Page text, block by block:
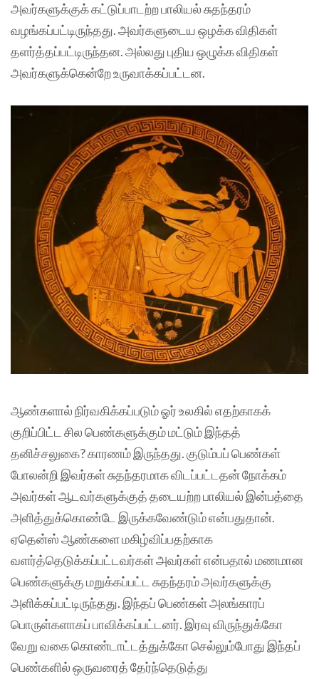
அவர்களுக்குக் கட்டுப்பாடற்ற பாலியல் சுதந்தரம்
வழங்கப்பட்டிருந்தது. அவர்களுடைய ஒழக்க விதிகள்
தளர்த்தப்பட்டிருந்தன. அல்லது புதிய ஒழுக்க விதிகள்
அவர்களுக்கென்றே உருவாக்கப்பட்டன.
ஆண்களால் நிர்வகிக்கப்படும் ஓர் உலகில் எதற்காகக்
குறிப்பிட்ட சில பெண்களுக்கும் மட்டும் இந்தத்
தனிச்சலுகை? காரணம் இருந்தது. குடும்பப் பெண்கள்
போலன்றி இவர்கள் சுதந்தரமாக விடப்பட்டதன் நோக்கம்
அவர்கள் ஆடவர்களுக்குத் தடையற்ற பாலியல் இன்பத்தை
அளித்துக்கொண்டே இருக்கவேண்டும் என்பதுதான்.
ஏதென்ஸ் ஆண்களை மகிழ்விப்பதற்காக
வளர்த்தெடுக்கப்பட்டவர்கள் அவர்கள் என்பதால் மணமான
பெண்களுக்கு மறுக்கப்பட்ட சுதந்தரம் அவர்களுக்கு
அளிக்கப்பட்டிருந்தது. இந்தப் பெண்கள் அலங்காரப்
பொருள்களாகப் பாவிக்கப்பட்டனர். இரவு விருந்துக்கோ
வேறு வகை கொண்டாட்டத்துக்கோ செல்லும்போது இந்தப்
பெண்களில் ஒருவரைத் தேர்ந்தெடுத்து